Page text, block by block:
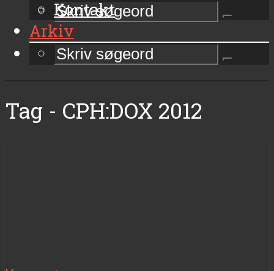
Kontakt
Arkiv
Tag - CPH:DOX 2012